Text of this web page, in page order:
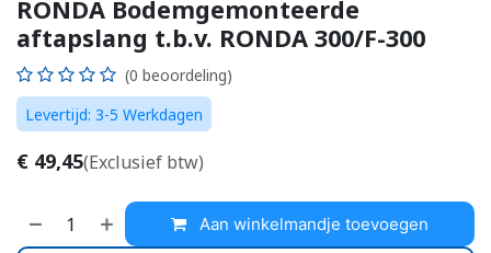
RONDA Bodemgemonteerde
aftapslang t.b.v. RONDA 300/F-300
(0 beoordeling)
Levertijd: 3-5 Werkdagen
€ 49,45(Exclusief btw)
Aan winkelmandje toevoegen